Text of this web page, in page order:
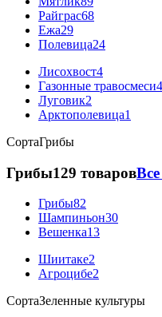
Райграс68
Ежа29
Полевица24
Лисохвост4
Газонные травосмеси4
Луговик2
Арктополевица1
СортаГрибы
Грибы129 товаров
Грибы82
Шампиньон30
Вешенка13
Шиитаке2
Агроцибе2
СортаЗеленные культуры